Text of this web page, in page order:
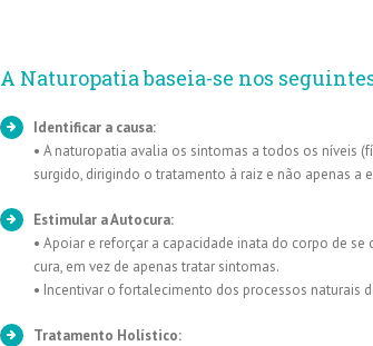
A Naturopatia baseia-se nos
Identificar a causa:
• A naturopatia avalia os sintomas a todos os níveis
surgido, dirigindo o tratamento à raiz e não apenas a
Estimular a Autocura:
• Apoiar e reforçar a capacidade inata do corpo de
cura, em vez de apenas tratar sintomas.
• Incentivar o fortalecimento dos processos naturais
Tratamento Holístico: